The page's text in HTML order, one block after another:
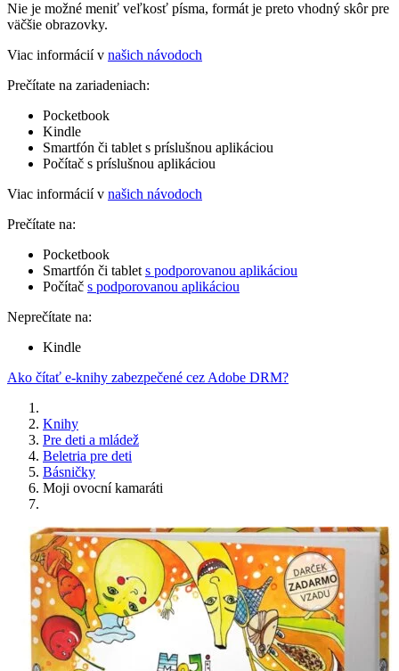
Nie je možné meniť veľkosť písma, formát je preto vhodný skôr pre
väčšie obrazovky.
Viac informácií v našich návodoch
Prečítate na zariadeniach:
Pocketbook
Kindle
Smartfón či tablet s príslušnou aplikáciou
Počítač s príslušnou aplikáciou
Viac informácií v našich návodoch
Prečítate na:
Pocketbook
Smartfón či tablet s podporovanou aplikáciou
Počítač s podporovanou aplikáciou
Neprečítate na:
Kindle
Ako čítať e-knihy zabezpečené cez Adobe DRM?
Knihy
Pre deti a mládež
Beletria pre deti
Básničky
Moji ovocní kamaráti